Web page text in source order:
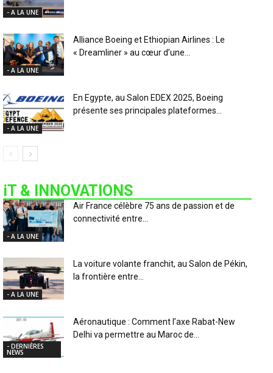
- A LA UNE
- A LA UNE
Alliance Boeing et Ethiopian Airlines : Le
« Dreamliner » au cœur d’une...
- A LA UNE
En Egypte, au Salon EDEX 2025, Boeing
présente ses principales plateformes...
iT & INNOVATIONS
- A LA UNE
Air France célèbre 75 ans de passion et de
connectivité entre...
- A LA UNE
La voiture volante franchit, au Salon de Pékin,
la frontière entre...
- DERNIÈRES
NEWS
Aéronautique : Comment l’axe Rabat-New
Delhi va permettre au Maroc de...